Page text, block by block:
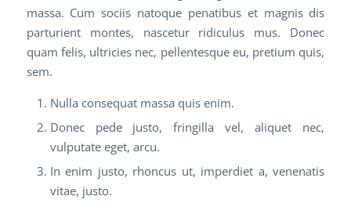
massa. Cum sociis natoque penatibus et magnis dis
parturient montes, nascetur ridiculus mus. Donec
quam felis, ultricies nec, pellentesque eu, pretium quis,
sem.
Nulla consequat massa quis enim.
Donec pede justo, fringilla vel, aliquet nec,
vulputate eget, arcu.
In enim justo, rhoncus ut, imperdiet a, venenatis
vitae, justo.